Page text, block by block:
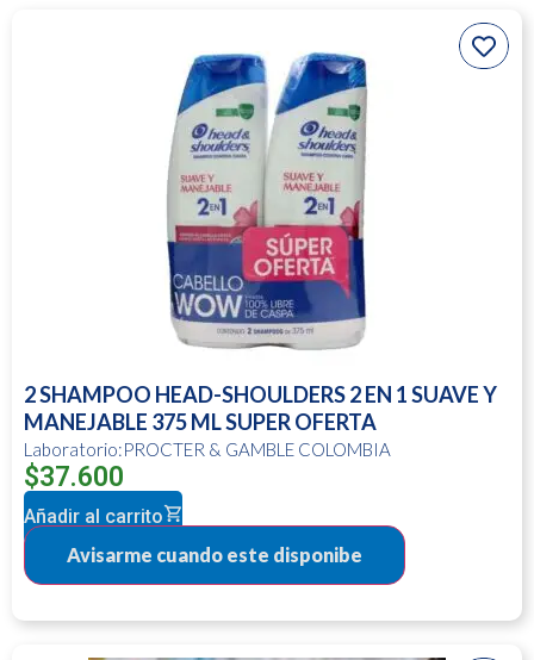
2 SHAMPOO HEAD-SHOULDERS 2 EN 1 SUAVE Y
MANEJABLE 375 ML SUPER OFERTA
Laboratorio:PROCTER & GAMBLE COLOMBIA
$37.600
Añadir al carrito